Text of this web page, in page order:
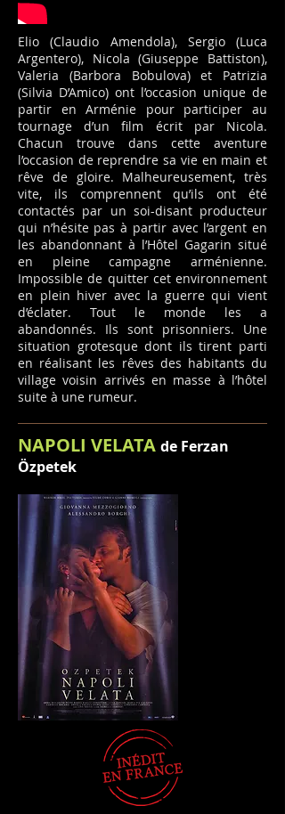
Elio (Claudio Amendola), Sergio (Luca
Argentero), Nicola (Giuseppe Battiston),
Valeria (Barbora Bobulova) et Patrizia
(Silvia D’Amico) ont l’occasion unique de
partir en Arménie pour participer au
tournage d’un film écrit par Nicola.
Chacun trouve dans cette aventure
l’occasion de reprendre sa vie en main et
rêve de gloire. Malheureusement, très
vite, ils comprennent qu’ils ont été
contactés par un soi-disant producteur
qui n’hésite pas à partir avec l’argent en
les abandonnant à l’Hôtel Gagarin situé
en pleine campagne arménienne.
Impossible de quitter cet environnement
en plein hiver avec la guerre qui vient
d’éclater. Tout le monde les a
abandonnés. Ils sont prisonniers. Une
situation grotesque dont ils tirent parti
en réalisant les rêves des habitants du
village voisin arrivés en masse à l’hôtel
suite à une rumeur.
NAPOLI VELATA de Ferzan
Özpetek